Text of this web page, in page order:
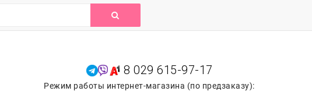
8 029 615-97-17
Режим работы интернет-магазина (по предзаказу):